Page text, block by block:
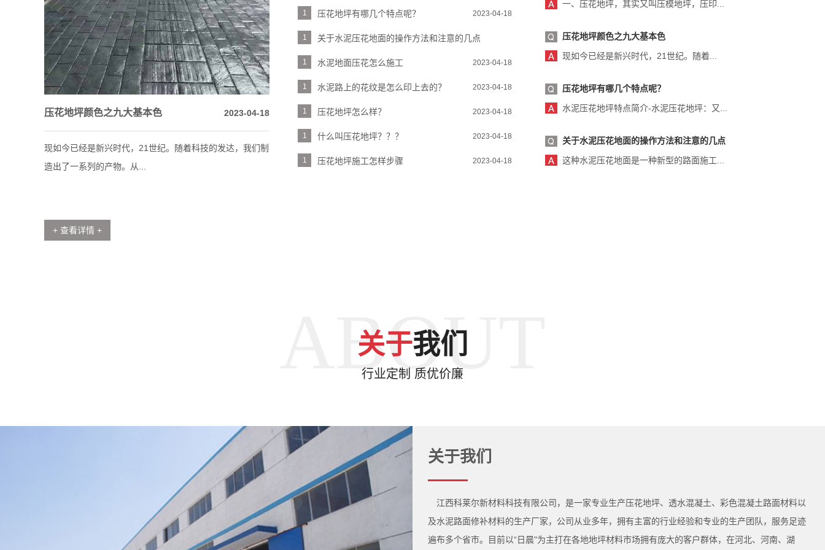
压花地坪颜色之九大基本色 2023-04-18
现如今已经是新兴时代，21世纪。随着科技的发达，我们制
造出了一系列的产物。从...
+ 查看详情 +
1 压花地坪有哪几个特点呢？ 2023-04-18
1 关于水泥压花地面的操作方法和注意的几点
2023-04-18
1 水泥地面压花怎么施工 2023-04-18
1 水泥路上的花纹是怎么印上去的？ 2023-04-18
1 压花地坪怎么样？ 2023-04-18
1 什么叫压花地坪？？？ 2023-04-18
1 压花地坪施工怎样步骤 2023-04-18
一、压花地坪，其实又叫压模地坪，压印...
压花地坪颜色之九大基本色
现如今已经是新兴时代，21世纪。随着...
压花地坪有哪几个特点呢？
水泥压花地坪特点简介-水泥压花地坪：又...
关于水泥压花地面的操作方法和注意的几点
这种水泥压花地面是一种新型的路面施工...
ABOUT
关于我们
行业定制 质优价廉
关于我们
江西科莱尔新材料科技有限公司，是一家专业生产压花地坪、透水混凝土、彩色混凝土路面材料以
及水泥路面修补材料的生产厂家，公司从业多年，拥有主富的行业经验和专业的生产团队，服务足迹
遍布多个省市。目前以“日晨"为主打在各地地坪材料市场拥有庞大的客户群体，在河北、河南、湖